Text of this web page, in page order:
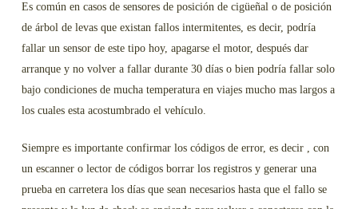
Es común en casos de sensores de posición de cigüeñal o de posición
de árbol de levas que existan fallos intermitentes, es decir, podría
fallar un sensor de este tipo hoy, apagarse el motor, después dar
arranque y no volver a fallar durante 30 días o bien podría fallar solo
bajo condiciones de mucha temperatura en viajes mucho mas largos a
los cuales esta acostumbrado el vehículo.
Siempre es importante confirmar los códigos de error, es decir , con
un escanner o lector de códigos borrar los registros y generar una
prueba en carretera los días que sean necesarios hasta que el fallo se